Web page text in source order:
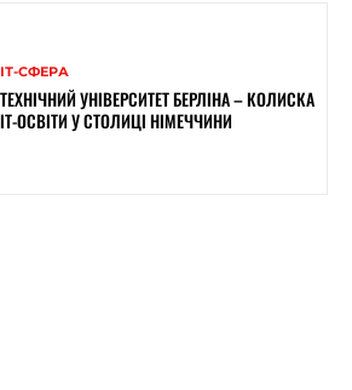
ІТ-СФЕРА
ТЕХНІЧНИЙ УНІВЕРСИТЕТ БЕРЛІНА – КОЛИСКА
ІТ-ОСВІТИ У СТОЛИЦІ НІМЕЧЧИНИ